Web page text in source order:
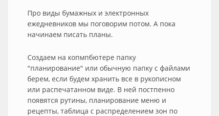
Про виды бумажных и электронных
ежедневников мы поговорим потом. А пока
начинаем писать планы.
Создаем на копмпбютере папку
"планирование" или обычную папку с файлами
берем, если будем хранить все в рукописном
или распечатанном виде. В ней постпенно
появятся рутины, планирование меню и
рецепты, таблица с распределением зон по